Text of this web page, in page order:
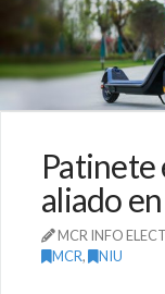
aliado
MCR INFO
MCR, NIU